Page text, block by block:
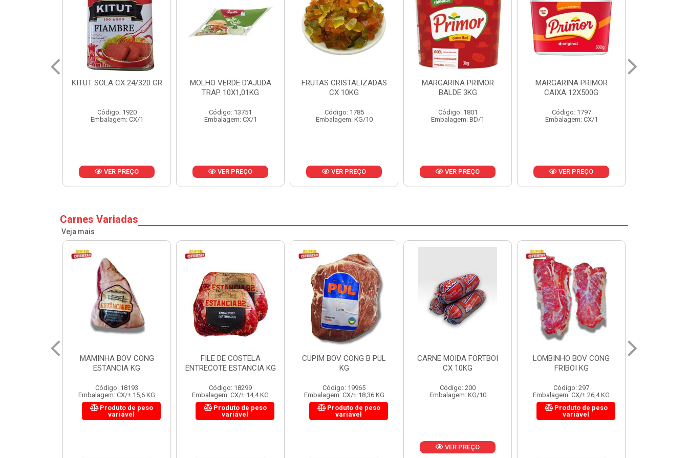
MOLHO VERDE D'AJUDA
Código: 13751
Embalagem: CX/1
VER PREÇO
FRUTAS CRISTALIZADAS
CX 10KG
Código: 1785
Embalagem: KG/10
VER PREÇO
MARGARINA PRIMOR
BALDE 3KG
Código: 1801
Embalagem: BD/1
VER PREÇO
MARGARINA PRIMOR
CAIXA 12X500G
Código: 1797
Embalagem: CX/1
VER PREÇO
MARGARINA PRIMOR CX
24X250G
Código: 1921
Embalagem: CX/1
VER PREÇO
Carnes Variadas
Veja mais
FILE DE COSTELA
ENTRECOTE ESTANCIA KG
Código: 18299
Embalagem: CX/± 14,4 KG
Produto de peso
variável
CUPIM BOV CONG B PUL
KG
Código: 19965
Embalagem: CX/± 18,36 KG
Produto de peso
variável
CARNE MOIDA FORTBOI
CX 10KG
Código: 200
Embalagem: KG/10
LOMBINHO BOV CONG
FRIBOI KG
Código: 297
Embalagem: CX/± 26,4 KG
FIGADO BOV CONG FRIBOI
KG
Código: 222
Embalagem: CX/± 30,12 KG
Produto de peso
variável